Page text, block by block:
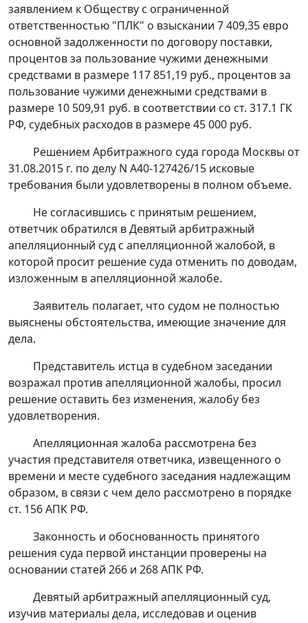
заявлением к Обществу с ограниченной
ответственностью "ПЛК" о взыскании 7 409,35 евро
основной задолженности по договору поставки,
процентов за пользование чужими денежными
средствами в размере 117 851,19 руб., процентов за
пользование чужими денежными средствами в
размере 10 509,91 руб. в соответствии со ст. 317.1 ГК
РФ, судебных расходов в размере 45 000 руб.
Решением Арбитражного суда города Москвы от
31.08.2015 г. по делу N А40-127426/15 исковые
требования были удовлетворены в полном объеме.
Не согласившись с принятым решением,
ответчик обратился в Девятый арбитражный
апелляционный суд с апелляционной жалобой, в
которой просит решение суда отменить по доводам,
изложенным в апелляционной жалобе.
Заявитель полагает, что судом не полностью
выяснены обстоятельства, имеющие значение для
дела.
Представитель истца в судебном заседании
возражал против апелляционной жалобы, просил
решение оставить без изменения, жалобу без
удовлетворения.
Апелляционная жалоба рассмотрена без
участия представителя ответчика, извещенного о
времени и месте судебного заседания надлежащим
образом, в связи с чем дело рассмотрено в порядке
ст. 156АПК РФ.
Законность и обоснованность принятого
решения суда первой инстанции проверены на
основании статей 266 и 268АПК РФ.
Девятый арбитражный апелляционный суд,
изучив материалы дела, исследовав и оценив